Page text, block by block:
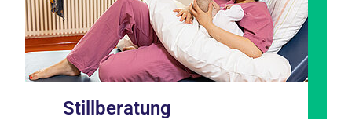
Stillberatung